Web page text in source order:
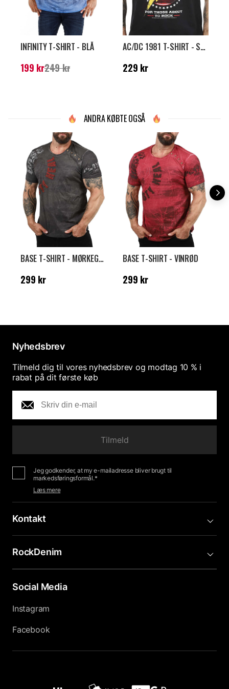
INFINITY T-SHIRT - BLÅ
Nuværende pris:
199 kr249 kr
AC/DC 1981 T-SHIRT - SORT
Pris: 229 kr
229 kr
ANDRA KØBTE OGSÅ
BASE T-SHIRT - MØRKEGRÅ
Pris: 299 kr
299 kr
BASE T-SHIRT - VINRØD
Pris: 299 kr
299 kr
Nyhedsbrev
Tilmeld dig til vores nyhedsbrev og modtag 10 % i
rabat på dit første køb
Tilmeld
Jeg godkender, at my e-mailadresse bliver brugt til
markedsføringsformål.*
Læs mere
Kontakt
RockDenim
Social Media
Instagram
Facebook